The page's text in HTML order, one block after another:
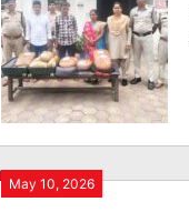
May 10, 2026